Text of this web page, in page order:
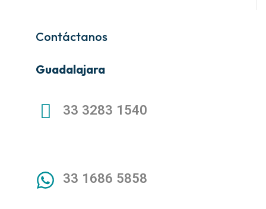
Contáctanos
Guadalajara
33 3283 1540
33 1686 5858